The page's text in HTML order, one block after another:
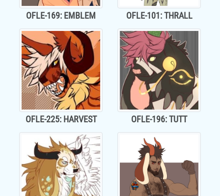
OFLE-169: EMBLEM OFLE-101: THRALL
OFLE-225: HARVEST OFLE-196: TUTT